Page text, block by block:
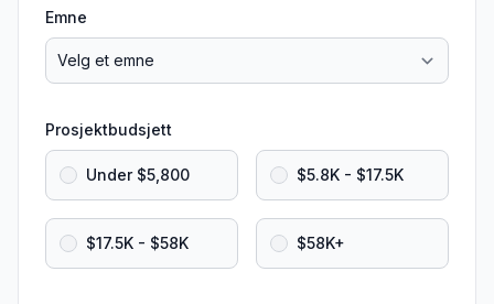
Emne
Prosjektbudsjett
Under $5,800 $5.8K - $17.5K
$17.5K - $58K $58K+